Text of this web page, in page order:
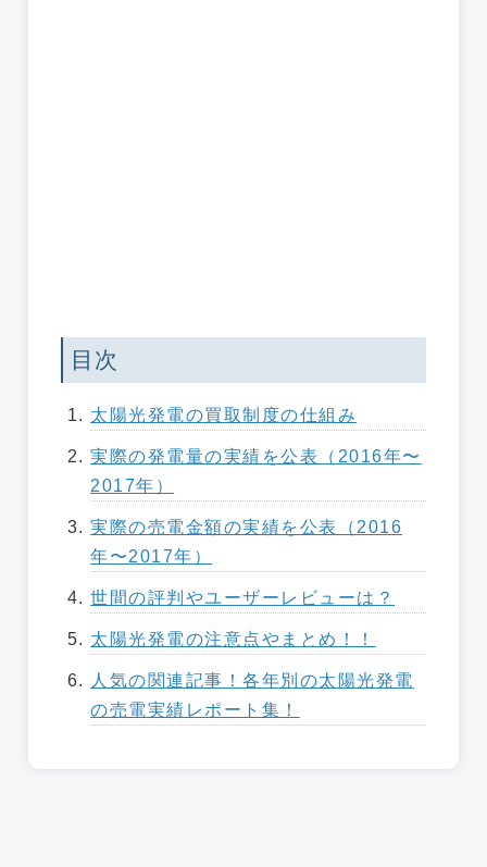
目次
太陽光発電の買取制度の仕組み
実際の発電量の実績を公表（2016年〜
2017年）
実際の売電金額の実績を公表（2016
年〜2017年）
世間の評判やユーザーレビューは？
太陽光発電の注意点やまとめ！！
人気の関連記事！各年別の太陽光発電
の売電実績レポート集！